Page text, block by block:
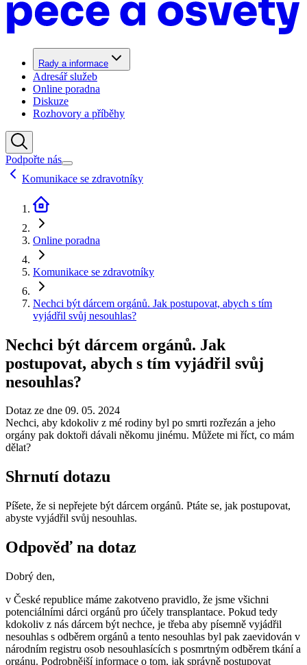
Rady a informace
Adresář služeb
Online poradna
Diskuze
Rozhovory a příběhy
Podpořte nás
Komunikace se zdravotníky
Online poradna
Komunikace se zdravotníky
Nechci být dárcem orgánů. Jak postupovat, abych s tím
vyjádřil svůj nesouhlas?
Nechci být dárcem orgánů. Jak
postupovat, abych s tím vyjádřil svůj
nesouhlas?
Dotaz ze dne 09. 05. 2024
Nechci, aby kdokoliv z mé rodiny byl po smrti rozřezán a jeho
orgány pak doktoři dávali někomu jinému. Můžete mi říct, co mám
dělat?
Shrnutí dotazu
Píšete, že si nepřejete být dárcem orgánů. Ptáte se, jak postupovat,
abyste vyjádřil svůj nesouhlas.
Odpověď na dotaz
Dobrý den,
v České republice máme zakotveno pravidlo, že jsme všichni
potenciálními dárci orgánů pro účely transplantace. Pokud tedy
kdokoliv z nás dárcem být nechce, je třeba aby písemně vyjádřil
nesouhlas s odběrem orgánů a tento nesouhlas byl pak zaevidován v
národním registru osob nesouhlasících s posmrtným odběrem tkání a
orgánu. Podrobnější informace o tom, jak správně postupovat